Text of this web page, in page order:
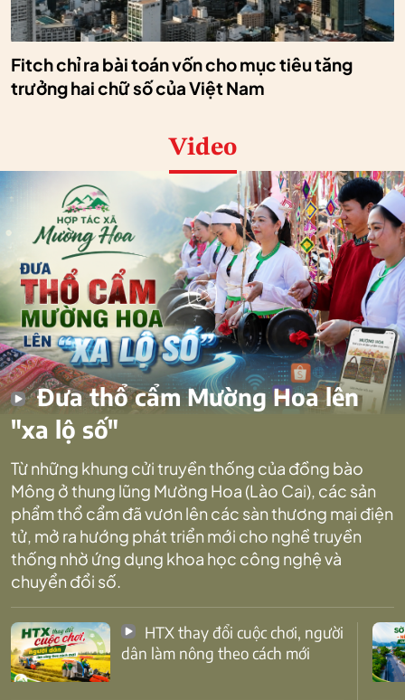
Fitch chỉ ra bài toán vốn cho mục tiêu tăng
trưởng hai chữ số của Việt Nam
Video
Đưa thổ cẩm Mường Hoa lên
"xa lộ số"
Từ những khung cửi truyền thống của đồng bào
Mông ở thung lũng Mường Hoa (Lào Cai), các sản
phẩm thổ cẩm đã vươn lên các sàn thương mại điện
tử, mở ra hướng phát triển mới cho nghề truyền
thống nhờ ứng dụng khoa học công nghệ và
chuyển đổi số.
dân làm nông theo cách mới